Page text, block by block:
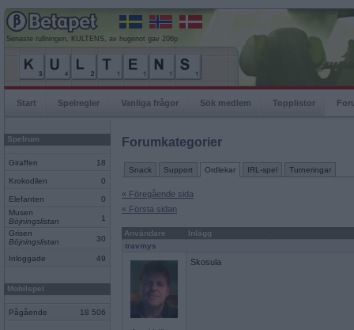
Senaste rullningen, KULTENS, av hugenot gav 206p
Start Spelregler Vanliga frågor Sök medlem Topplistor
Spelrum
Giraffen 18
Krokodilen 0
Elefanten
0
Musen
Böjningslistan
1
Grisen
Böjningslistan
30
Inloggade 49
Mobilspel
Pågående 18 506
Forumkategorier
Snack Support Ordlekar IRL-spel Turneringar
« Föregående sida
« Första sidan
Användare
Inlägg
travmys
Skosula